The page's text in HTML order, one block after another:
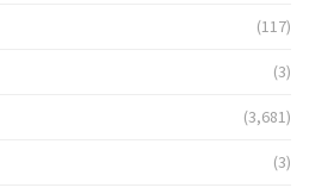
(117)
(3)
(3,681)
(3)